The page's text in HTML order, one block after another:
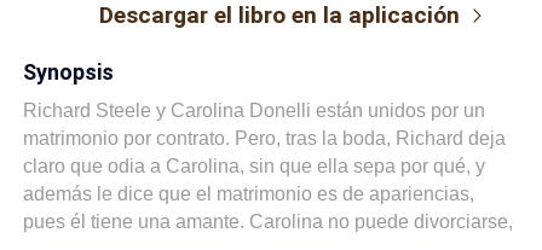
Descargar el libro en la aplicación
Synopsis
Richard Steele y Carolina Donelli están unidos por un
matrimonio por contrato. Pero, tras la boda, Richard deja
claro que odia a Carolina, sin que ella sepa por qué, y
además le dice que el matrimonio es de apariencias,
pues él tiene una amante. Carolina no puede divorciarse,